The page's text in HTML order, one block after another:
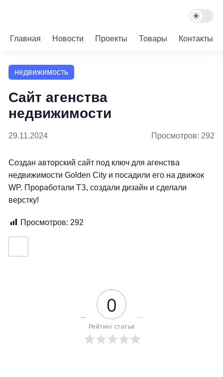
Главная Новости Проекты Товары Контакты
недвижимость
Сайт агенства
недвижимости
29.11.2024 Просмотров: 292
Создан авторский сайт под ключ для агенства
недвижимости Golden City и посадили его на движок
WP. Проработали ТЗ, создали дизайн и сделали
верстку!
Просмотров: 292
0
Рейтинг статьи